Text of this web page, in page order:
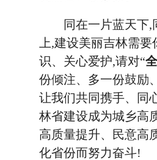
同在一片蓝天下,
上,建设美丽吉林需
识、关心爱护,请对“
份倾注、多一份鼓励
让我们共同携手、同
林省建设成为城乡高
高质量提升、民意高
化省份而努力奋斗!